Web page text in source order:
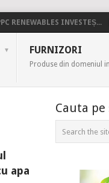
RENEWABLES INVESTEȘ...
FURNIZORI
Produse din domeniul
apa
Cauta pe